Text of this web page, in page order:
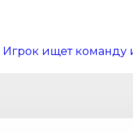
Игрок ищет команду